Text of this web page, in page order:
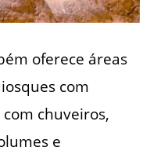
oferece áreas
com
chuveiros,
e